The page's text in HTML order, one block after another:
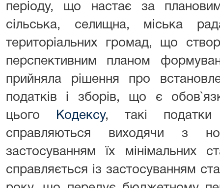
періоду, що настає за
сільська, селищна, міська
територіальних громад, що
перспективним планом
прийняла рішення про
податків і зборів, що є
цього
Кодексу, такі податки
справляються виходячи з
застосуванням їх
справляється із застосуванням